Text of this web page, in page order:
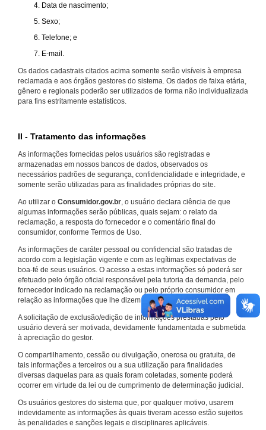
Data de nascimento;
Sexo;
Telefone; e
E-mail.
Os dados cadastrais citados acima somente serão visíveis à empresa
reclamada e aos órgãos gestores do sistema. Os dados de faixa etária,
gênero e regionais poderão ser utilizados de forma não individualizada
para fins estritamente estatísticos.
II - Tratamento das informações
As informações fornecidas pelos usuários são registradas e
armazenadas em nossos bancos de dados, observados os
necessários padrões de segurança, confidencialidade e integridade, e
somente serão utilizadas para as finalidades próprias do site.
Ao utilizar o Consumidor.gov.br, o usuário declara ciência de que
algumas informações serão públicas, quais sejam: o relato da
reclamação, a resposta do fornecedor e o comentário final do
consumidor, conforme Termos de Uso.
As informações de caráter pessoal ou confidencial são tratadas de
acordo com a legislação vigente e com as legítimas expectativas de
boa-fé de seus usuários. O acesso a estas informações só poderá ser
efetuado pelo órgão oficial responsável pela tutoria da demanda, pelo
fornecedor indicado na reclamação ou pelo próprio consumidor em
relação as informações que lhe dizem respeito.
A solicitação de exclusão/edição de informações prestadas pelo
usuário deverá ser motivada, devidamente fundamentada e submetida
à apreciação do gestor.
O compartilhamento, cessão ou divulgação, onerosa ou gratuita, de
tais informações a terceiros ou a sua utilização para finalidades
diversas daquelas para as quais foram coletadas, somente poderá
ocorrer em virtude da lei ou de cumprimento de determinação judicial.
Os usuários gestores do sistema que, por qualquer motivo, usarem
indevidamente as informações às quais tiveram acesso estão sujeitos
às penalidades e sanções legais e disciplinares aplicáveis.